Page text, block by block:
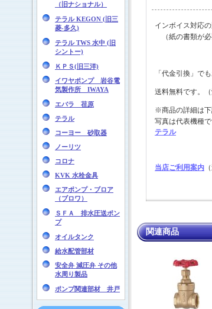
（旧ナショナル）
テラル KEGON (旧三
菱-多久)
テラル TWS 水中 (旧
シントー)
ＫＰＳ(旧三洋)
イワヤポンプ 岩谷電
気製作所 IWAYA
エバラ 荏原
テラル
コーヨー 砂取器
ノーリツ
コロナ
KVK 水栓金具
エアポンプ・ブロア
（ブロワ）
ＳＦＡ 排水圧送ポン
プ
オイルタンク
給水配管部材
安全弁 減圧弁 その他
水周り製品
ポンプ関連部材 井戸
インボイス対応
（紙の書類が必
「代金引換」で
送料無料です。
※商品の詳細は下
写真は代表機種
テラル
当店ご利用案内
関連商品